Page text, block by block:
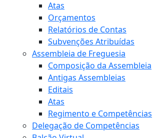
Atas
Orçamentos
Relatórios de Contas
Subvenções Atribuídas
Assembleia de Freguesia
Composição da Assembleia
Antigas Assembleias
Editais
Atas
Regimento e Competências
Delegação de Competências